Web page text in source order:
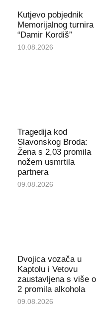
Kutjevo pobjednik
Memorijalnog turnira
“Damir Kordiš”
10.08.2026
Tragedija kod
Slavonskog Broda:
Žena s 2,03 promila
nožem usmrtila
partnera
09.08.2026
Dvojica vozača u
Kaptolu i Vetovu
zaustavljena s više
2 promila alkohola
09.08.2026